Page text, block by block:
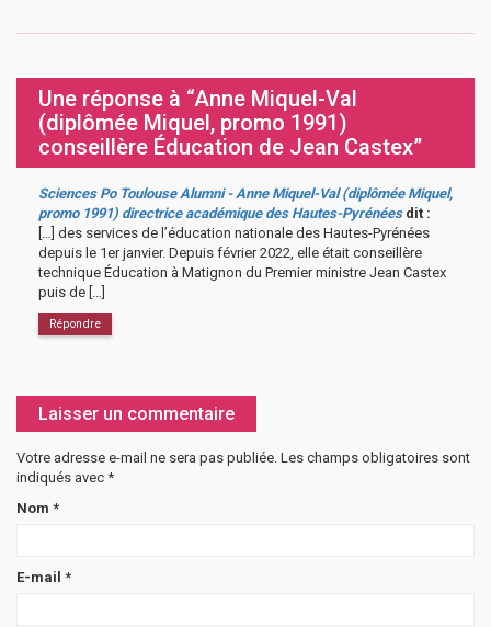
Une réponse à “Anne Miquel-Val
(diplômée Miquel, promo 1991)
conseillère Éducation de Jean Castex”
Sciences Po Toulouse Alumni - Anne Miquel-Val (diplômée Miquel,
promo 1991) directrice académique des Hautes-Pyrénées dit :
[…] des services de l’éducation nationale des Hautes-Pyrénées
depuis le 1er janvier. Depuis février 2022, elle était conseillère
technique Éducation à Matignon du Premier ministre Jean Castex
puis de […]
Répondre
Laisser un commentaire
Votre adresse e-mail ne sera pas publiée. Les champs obligatoires sont
indiqués avec *
Nom *
E-mail *